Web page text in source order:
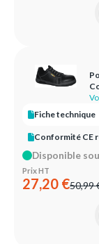
Fiche technique
Conformité CE
Disponible
Prix HT
27,20 €50,99